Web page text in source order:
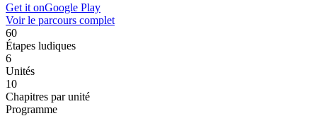
Get it onGoogle Play
Voir le parcours complet
60
Étapes ludiques
6
Unités
10
Chapitres par unité
Programme